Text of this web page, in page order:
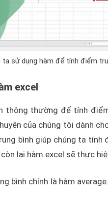
ta sử dụng hàm để tính điểm
excel
thông thường để tính
của chúng tôi dành
bình giúp chúng ta
lại hàm excel sẽ thực
bình chính là hàm